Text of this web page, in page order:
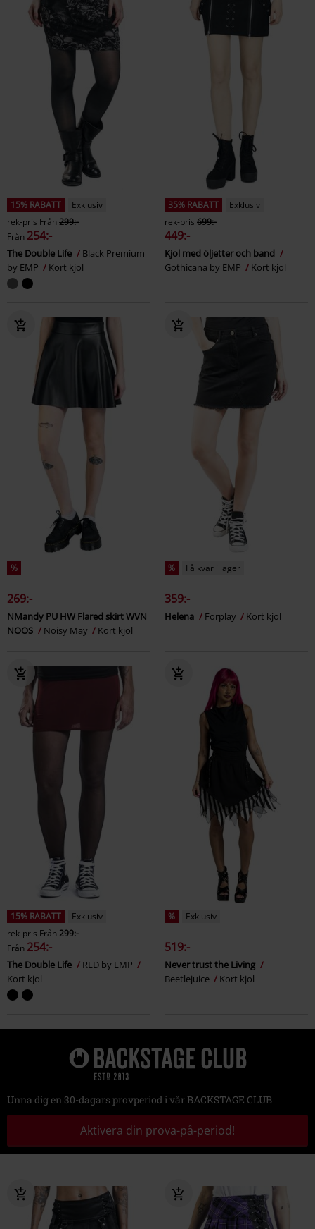
15% RABATT
Exklusiv
rek-pris Från299:-
Från 254:-
The Double Life
Black Premium
by EMP
Kort kjol
35% RABATT
Exklusiv
rek-pris 699:-
449:-
Kjol med öljetter och band
Gothicana by EMP
Kort kjol
%
269:-
NMandy PU HW Flared skirt WVN
NOOS
Noisy May Kort kjol
% Få kvar i lager
359:-
Helena Forplay Kort kjol
15% RABATT
Exklusiv
rek-pris Från299:-
Från 254:-
The Double Life
RED by EMP
Kort kjol
% Exklusiv
519:-
Never trust the Living
Beetlejuice
Kort kjol
Unna dig en 30-dagars provperiod i vår BACKSTAGE CLUB
Aktivera din prova-på-period!